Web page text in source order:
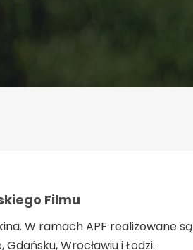
Filmu
W ramach APF realizowane są
Wrocławiu i Łodzi.